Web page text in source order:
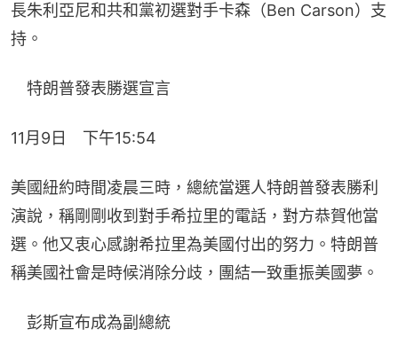
長朱利亞尼和共和黨初選對手卡森（Ben Carson）支
持。
特朗普發表勝選宣言
11月9日　下午15:54
美國紐約時間凌晨三時，總統當選人特朗普發表勝利
演說，稱剛剛收到對手希拉里的電話，對方恭賀他當
選。他又衷心感謝希拉里為美國付出的努力。特朗普
稱美國社會是時候消除分歧，團結一致重振美國夢。
彭斯宣布成為副總統